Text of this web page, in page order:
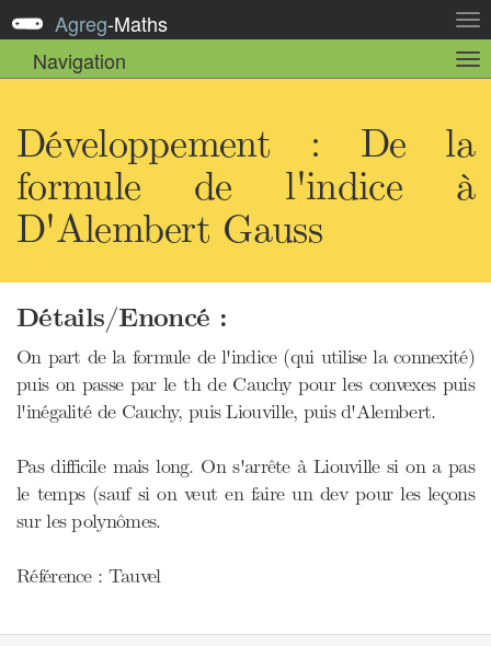
la
Agreg-Maths
Navigation
la
Développement : De la
formule de l'indice à
D'Alembert Gauss
Détails/Enoncé :
On part de la formule de l'indice (qui utilise la connexité)
puis on passe par le th de Cauchy pour les convexes puis
l'inégalité de Cauchy, puis Liouville, puis d'Alembert.
Pas difficile mais long. On s'arrête à Liouville si on a pas
le temps (sauf si on veut en faire un dev pour les leçons
sur les polynômes.
Référence : Tauvel